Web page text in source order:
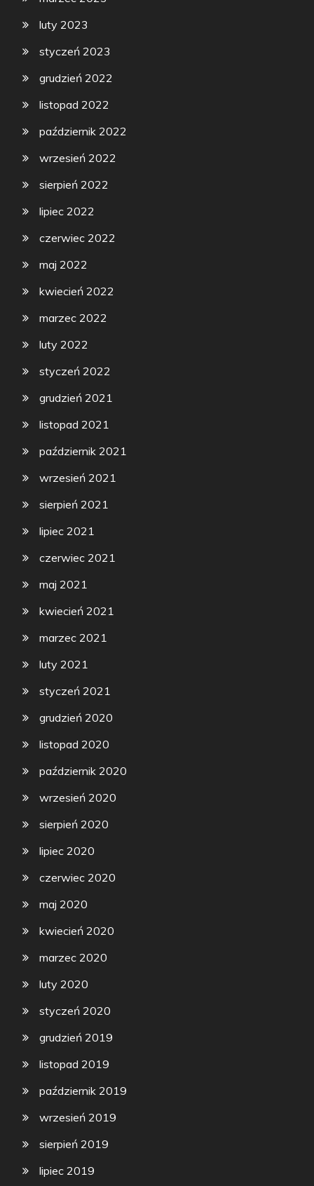
luty 2023
styczeń 2023
grudzień 2022
listopad 2022
październik 2022
wrzesień 2022
sierpień 2022
lipiec 2022
czerwiec 2022
maj 2022
kwiecień 2022
marzec 2022
luty 2022
styczeń 2022
grudzień 2021
listopad 2021
październik 2021
wrzesień 2021
sierpień 2021
lipiec 2021
czerwiec 2021
maj 2021
kwiecień 2021
marzec 2021
luty 2021
styczeń 2021
grudzień 2020
listopad 2020
październik 2020
wrzesień 2020
sierpień 2020
lipiec 2020
czerwiec 2020
maj 2020
kwiecień 2020
marzec 2020
luty 2020
styczeń 2020
grudzień 2019
listopad 2019
październik 2019
wrzesień 2019
sierpień 2019
lipiec 2019